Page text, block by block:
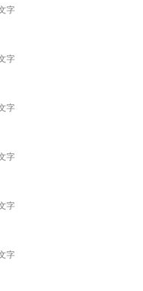
字
字
字
字
字
字